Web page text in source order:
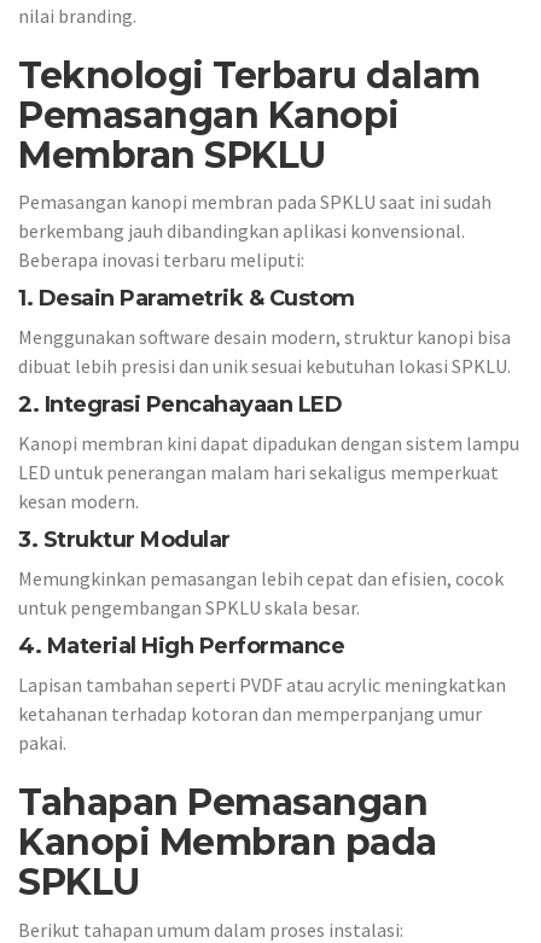
nilai branding.
Teknologi Terbaru dalam
Pemasangan Kanopi
Membran SPKLU
Pemasangan kanopi membran pada SPKLU saat ini sudah
berkembang jauh dibandingkan aplikasi konvensional.
Beberapa inovasi terbaru meliputi:
1. Desain Parametrik & Custom
Menggunakan software desain modern, struktur kanopi bisa
dibuat lebih presisi dan unik sesuai kebutuhan lokasi SPKLU.
2. Integrasi Pencahayaan LED
Kanopi membran kini dapat dipadukan dengan sistem lampu
LED untuk penerangan malam hari sekaligus memperkuat
kesan modern.
3. Struktur Modular
Memungkinkan pemasangan lebih cepat dan efisien, cocok
untuk pengembangan SPKLU skala besar.
4. Material High Performance
Lapisan tambahan seperti PVDF atau acrylic meningkatkan
ketahanan terhadap kotoran dan memperpanjang umur
pakai.
Tahapan Pemasangan
Kanopi Membran pada
SPKLU
Berikut tahapan umum dalam proses instalasi: